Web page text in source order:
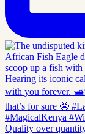
Quality over